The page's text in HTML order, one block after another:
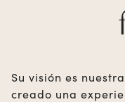
Su visión es
creado una